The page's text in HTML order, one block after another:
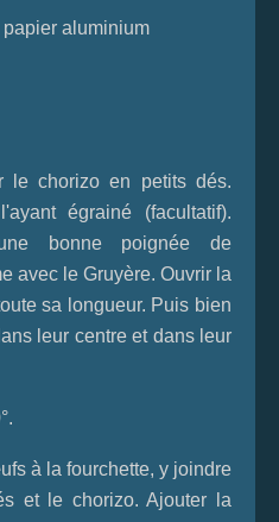
aluminium
le chorizo en petits dés.
égrainé (facultatif).
bonne poignée de
avec le Gruyère. Ouvrir la
sa longueur. Puis bien
leur centre et dans leur
à la fourchette, y joindre
et le chorizo. Ajouter la